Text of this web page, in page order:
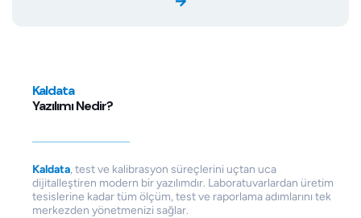
Kaldata
Yazılımı Nedir?
Kaldata, test ve kalibrasyon süreçlerini uçtan uca
dijitalleştiren modern bir yazılımdır. Laboratuvarlardan üretim
tesislerine kadar tüm ölçüm, test ve raporlama adımlarını tek
merkezden yönetmenizi sağlar.